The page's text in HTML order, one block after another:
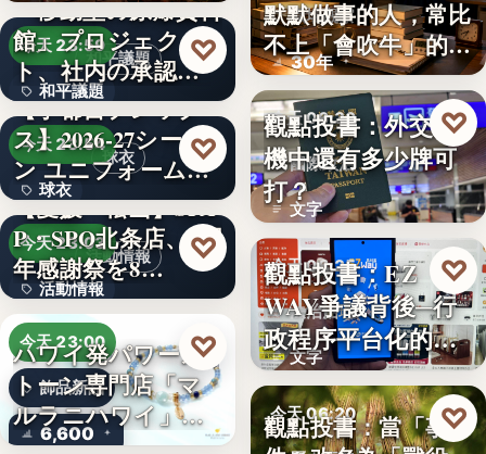
和平議題
今天 23:59
和平議題
86.6
「移動型の原爆資料
館」プロジェク
ト、社内の承認を
経て始動
♡
球衣
今天 23:54
球衣
35%
【宇都宮ブレック
ス】2026-27シーズ
ン ユニフォーム…
♡
活動情報
今天 23:03
活動情報
9
【愛媛・松山】SPA
P・SPO北条店、2周
年感謝祭を8…
♡
今天 23:00
飾品新品
6,600
ハワイ発パワース
トーン専門店「マ
ルラニハワイ」よ
り、海を…
♡
職場觀察
30年
默默做事的人，常比
不上「會吹牛」的人
？
今天 06:30
國際政治
文字
觀點投書：外交危
機中還有多少牌可
打？
♡
今天 06:25
法治治理
文字
觀點投書：EZ
WAY爭議背後─行
政程序平台化的法
治缺口
♡
今天 06:20
觀點投書：當「事♡